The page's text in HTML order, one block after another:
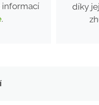
informací
.
díky